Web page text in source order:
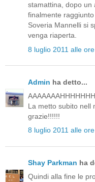
stamattina, dopo un
finalmente
Soveria Mannelli si
venga riaperta.
8 luglio 2011 alle
Admin ha detto...
La metto subito nell
grazie!!!!!!
8 luglio 2011 alle
Shay Parkman ha
Quindi alla fine le